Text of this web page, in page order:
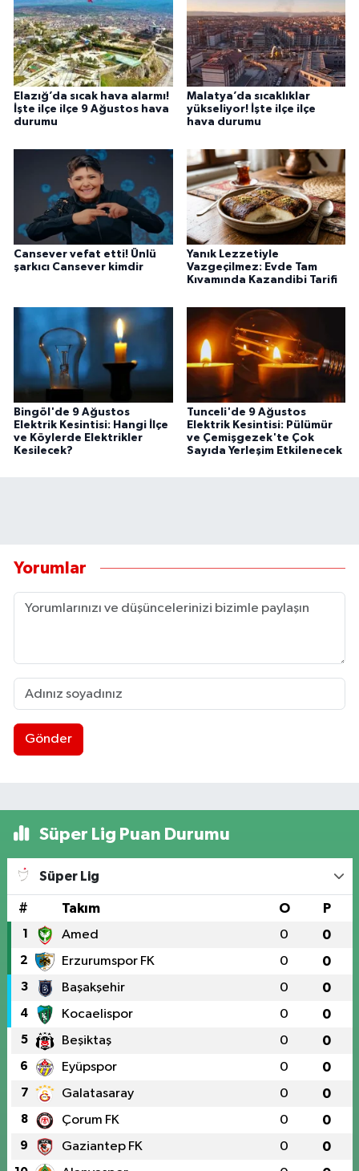
Elazığ’da sıcak hava alarmı!
İşte ilçe ilçe 9 Ağustos hava
durumu
Malatya’da sıcaklıklar
yükseliyor! İşte ilçe ilçe
hava durumu
Cansever vefat etti! Ünlü
şarkıcı Cansever kimdir
Yanık Lezzetiyle
Vazgeçilmez: Evde Tam
Kıvamında Kazandibi Tarifi
Bingöl'de 9 Ağustos
Elektrik Kesintisi: Hangi İlçe
ve Köylerde Elektrikler
Kesilecek?
Tunceli'de 9 Ağustos
Elektrik Kesintisi: Pülümür
ve Çemişgezek'te Çok
Sayıda Yerleşim Etkilenecek
Yorumlar
Gönder
Süper Lig Puan Durumu
Süper Lig
# Takım O P
1 Amed 0 0
2 Erzurumspor FK 0 0
3 Başakşehir 0 0
4 Kocaelispor 0 0
5 Beşiktaş 0 0
6 Eyüpspor 0 0
7 Galatasaray 0 0
8 Çorum FK 0 0
9 Gaziantep FK 0 0